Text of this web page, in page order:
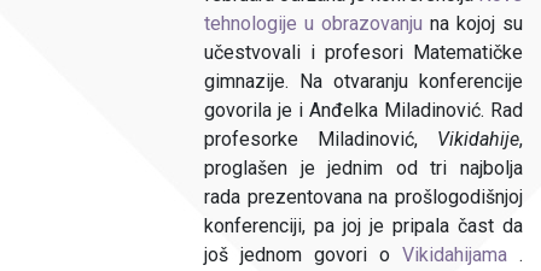
tehnologije u obrazovanju na kojoj su
učestvovali i profesori Matematičke
gimnazije. Na otvaranju konferencije
govorila je i Anđelka Miladinović. Rad
profesorke Miladinović, Vikidahije,
proglašen je jednim od tri najbolja
rada prezentovana na prošlogodišnjoj
konferenciji, pa joj je pripala čast da
još jednom govori oVikidahijama .